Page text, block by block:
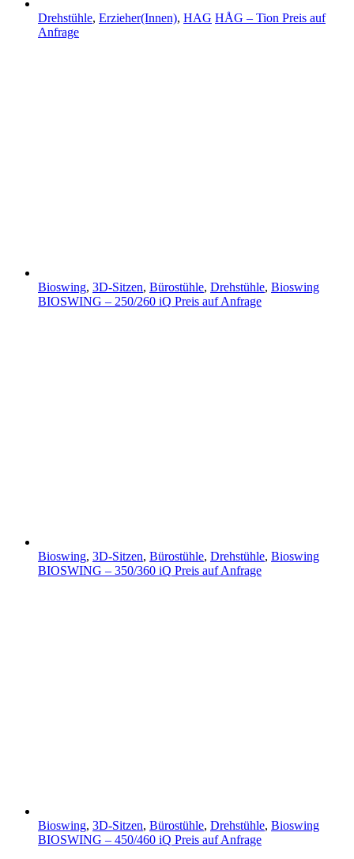
Drehstühle, Erzieher(Innen), HAG HÅG – Tion Preis auf
Anfrage
Bioswing, 3D-Sitzen, Bürostühle, Drehstühle, Bioswing
BIOSWING – 250/260 iQ Preis auf Anfrage
Bioswing, 3D-Sitzen, Bürostühle, Drehstühle, Bioswing
BIOSWING – 350/360 iQ Preis auf Anfrage
Bioswing, 3D-Sitzen, Bürostühle, Drehstühle, Bioswing
BIOSWING – 450/460 iQ Preis auf Anfrage